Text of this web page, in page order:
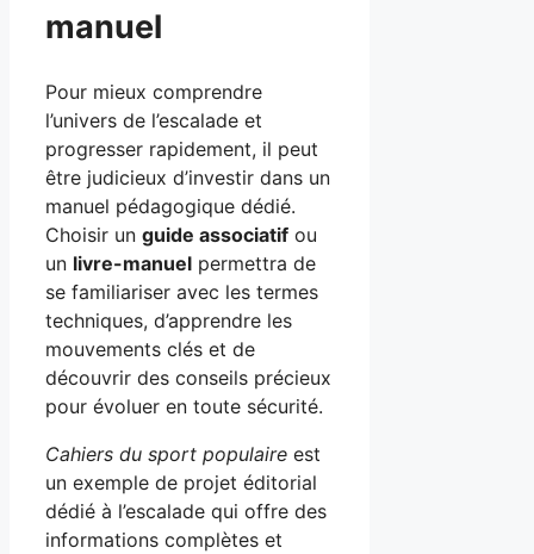
manuel
Pour mieux comprendre
l’univers de l’escalade et
progresser rapidement, il peut
être judicieux d’investir dans un
manuel pédagogique dédié.
Choisir un guide associatif ou
un livre-manuel permettra de
se familiariser avec les termes
techniques, d’apprendre les
mouvements clés et de
découvrir des conseils précieux
pour évoluer en toute sécurité.
Cahiers du sport populaire est
un exemple de projet éditorial
dédié à l’escalade qui offre des
informations complètes et